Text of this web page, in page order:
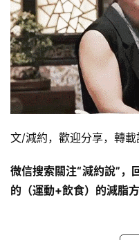
文/減約，歡迎分享，轉載
微信搜索關注“減約說”，
的（運動+飲食）的減脂方